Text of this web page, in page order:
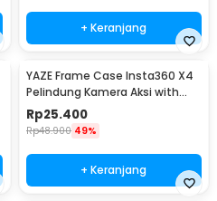
+ Keranjang
YAZE Frame Case Insta360 X4
Pelindung Kamera Aksi with
Cold Shoe - I3X4I
Rp25.400
Rp48.900 49%
+ Keranjang